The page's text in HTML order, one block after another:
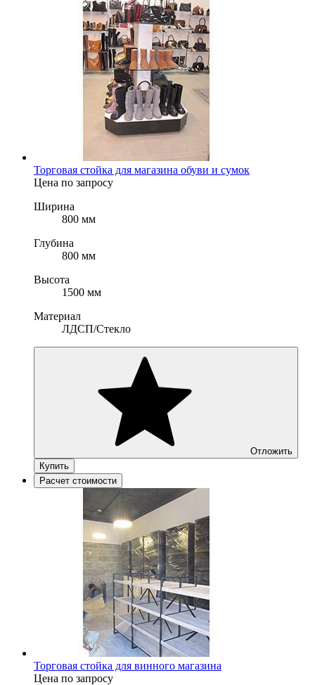
Торговая стойка для магазина обуви и сумок
Цена по запросу
Ширина
800 мм
Глубина
800 мм
Высота
1500 мм
Материал
ЛДСП/Стекло
Отложить
Купить
Расчет стоимости
Торговая стойка для винного магазина
Цена по запросу